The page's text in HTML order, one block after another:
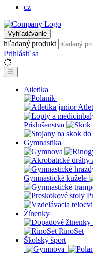
cz
Vyhľadávanie
hľadaný produkt
Prihlásiť sa
☰
Atletika
Príslušenstvo
Gymnastika
Gymnastické kužele
Žínenky
RinoSet
Školský šport